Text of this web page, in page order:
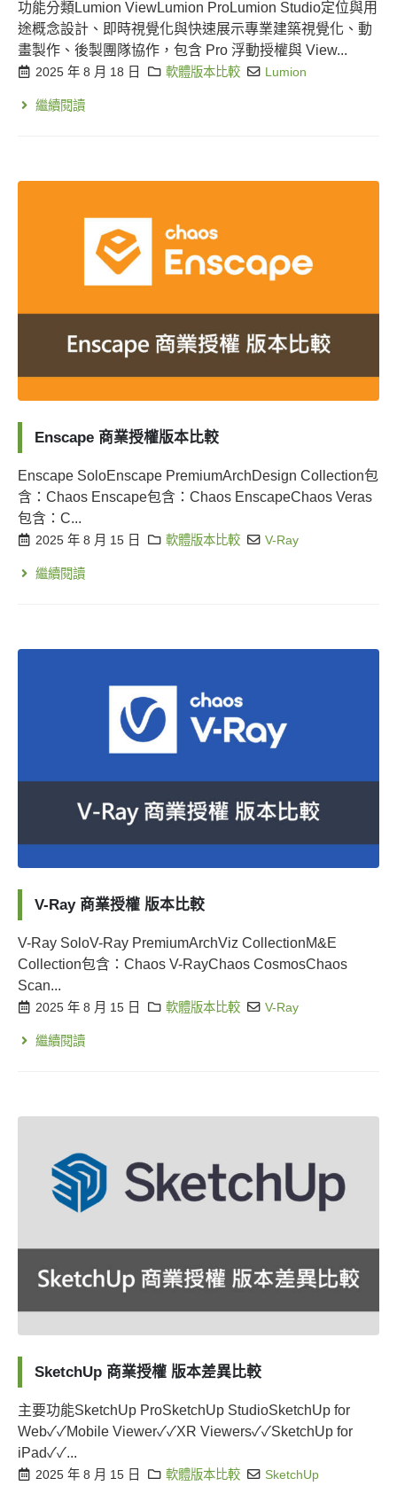
功能分類Lumion ViewLumion ProLumion Studio定位與用
途概念設計、即時視覺化與快速展示專業建築視覺化、動
畫製作、後製團隊協作，包含 Pro 浮動授權與 View...
2025 年 8 月 18 日 軟體版本比較 Lumion
繼續閱讀
Enscape 商業授權版本比較
Enscape SoloEnscape PremiumArchDesign Collection包
含：Chaos Enscape包含：Chaos EnscapeChaos Veras
包含：C...
2025 年 8 月 15 日 軟體版本比較 V-Ray
繼續閱讀
V-Ray 商業授權 版本比較
V-Ray SoloV-Ray PremiumArchViz CollectionM&E
Collection包含：Chaos V-RayChaos CosmosChaos
Scan...
2025 年 8 月 15 日 軟體版本比較 V-Ray
繼續閱讀
SketchUp 商業授權 版本差異比較
主要功能SketchUp ProSketchUp StudioSketchUp for
Web✓✓Mobile Viewer✓✓XR Viewers✓✓SketchUp for
iPad✓✓...
2025 年 8 月 15 日 軟體版本比較 SketchUp